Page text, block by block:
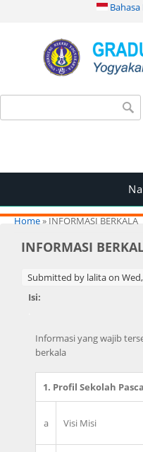
Search form
You are here
Home» INFORMASI BERKALA
INFORMASI
Submitted by lalitaon
Isi:
Informasi yang wajib
berkala
1. Profil Sekolah
a Visi Misi